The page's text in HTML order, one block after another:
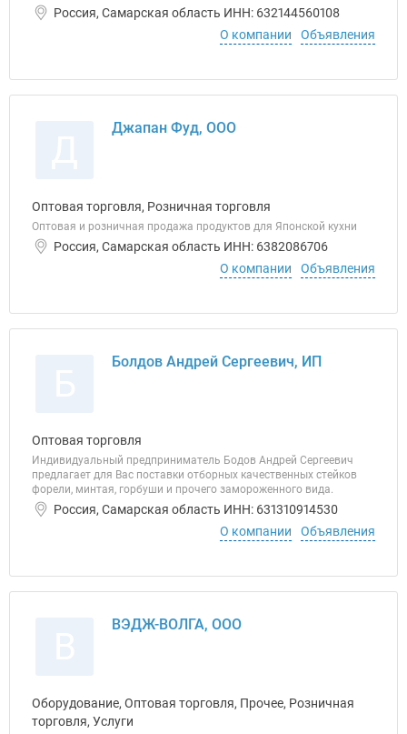
Россия, Самарская область ИНН: 632144560108
О компании
Объявления
Джапан Фуд, ООО
Оптовая торговля, Розничная торговля
Оптовая и розничная продажа продуктов для Японской кухни
Россия, Самарская область ИНН: 6382086706
О компании
Объявления
Болдов Андрей Сергеевич, ИП
Оптовая торговля
Индивидуальный предприниматель Бодов Андрей Сергеевич
предлагает для Вас поставки отборных качественных стейков
форели, минтая, горбуши и прочего замороженного вида.
Россия, Самарская область ИНН: 631310914530
О компании
Объявления
ВЭДЖ-ВОЛГА, ООО
Оборудование, Оптовая торговля, Прочее, Розничная
торговля, Услуги